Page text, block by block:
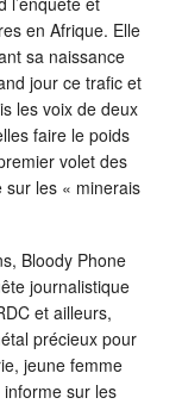
en Afrique. Elle
sa naissance
jour ce trafic et
les voix de deux
faire le poids
volet des
sur les « minerais
Bloody Phone
journalistique
et ailleurs,
précieux pour
jeune femme
sur les